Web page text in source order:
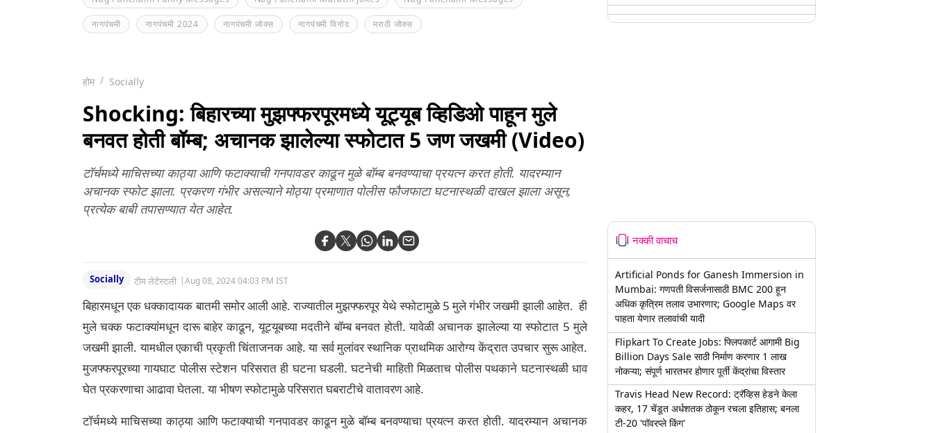
नागपंचमी नागपंचमी 2024 नागपंचमी जोक्स नागपंचमी विनोद मराठी जोक्स
होम Socially
Shocking: बिहारच्या मुझफ्फरपूरमध्ये यूट्यूब व्हिडिओ पाहून मुले
बनवत होती बॉम्ब; अचानक झालेल्या स्फोटात 5 जण जखमी (Video)
टॉर्चमध्ये माचिसच्या काठ्या आणि फटाक्याची गनपावडर काढून मुळे बॉम्ब बनवण्याचा प्रयत्न करत होती. यादरम्यान
अचानक स्फोट झाला. प्रकरण गंभीर असल्याने मोठ्या प्रमाणात पोलीस फौजफाटा घटनास्थळी दाखल झाला असून,
प्रत्येक बाबी तपासण्यात येत आहेत.
Socially टीम लेटेस्टली |Aug 08, 2024 04:03 PM IST
बिहारमधून एक धक्कादायक बातमी समोर आली आहे. राज्यातील मुझफ्फरपूर येथे स्फोटामुळे 5 मुले गंभीर जखमी झाली आहेत. ही
मुले चक्क फटाक्यांमधून दारू बाहेर काढून, यूट्यूबच्या मदतीने बॉम्ब बनवत होती. यावेळी अचानक झालेल्या या स्फोटात 5 मुले
जखमी झाली. यामधील एकाची प्रकृती चिंताजनक आहे. या सर्व मुलांवर स्थानिक प्राथमिक आरोग्य केंद्रात उपचार सुरू आहेत.
मुजफ्फरपूरच्या गायघाट पोलीस स्टेशन परिसरात ही घटना घडली. घटनेची माहिती मिळताच पोलीस पथकाने घटनास्थळी धाव
घेत प्रकरणाचा आढावा घेतला. या भीषण स्फोटामुळे परिसरात घबराटीचे वातावरण आहे.
टॉर्चमध्ये माचिसच्या काठ्या आणि फटाक्याची गनपावडर काढून मुळे बॉम्ब बनवण्याचा प्रयत्न करत होती. यादरम्यान अचानक
नक्की वाचाच
Artificial Ponds for Ganesh Immersion in
Mumbai: गणपती विसर्जनासाठी BMC 200 हून
अधिक कृत्रिम तलाव उभारणार; Google Maps वर
पाहता येणार तलावांची यादी
Flipkart To Create Jobs: फ्लिपकार्ट आगामी Big
Billion Days Sale साठी निर्माण करणार 1 लाख
नोकऱ्या; संपूर्ण भारतभर होणार पूर्ती केंद्रांचा विस्तार
Travis Head New Record: ट्रॅव्हिस हेडने केला
कहर, 17 चेंडूत अर्धशतक ठोकून रचला इतिहास; बनला
टी-20 'पॉवरप्ले किंग'